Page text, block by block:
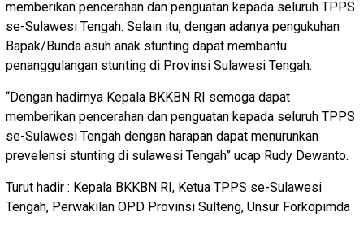
memberikan pencerahan dan penguatan kepada seluruh TPPS
se-Sulawesi Tengah. Selain itu, dengan adanya pengukuhan
Bapak/Bunda asuh anak stunting dapat membantu
penanggulangan stunting di Provinsi Sulawesi Tengah.
“Dengan hadirnya Kepala BKKBN RI semoga dapat
memberikan pencerahan dan penguatan kepada seluruh TPPS
se-Sulawesi Tengah dengan harapan dapat menurunkan
prevelensi stunting di sulawesi Tengah” ucap Rudy Dewanto.
Turut hadir : Kepala BKKBN RI, Ketua TPPS se-Sulawesi
Tengah, Perwakilan OPD Provinsi Sulteng, Unsur Forkopimda